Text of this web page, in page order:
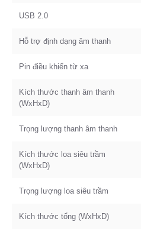
USB 2.0
Hỗ trợ định dạng âm thanh
Pin điều khiển từ xa
Kích thước thanh âm thanh
(WxHxD)
Trọng lượng thanh âm thanh
Kích thước loa siêu trầm
(WxHxD)
Trọng lượng loa siêu trầm
Kích thước tổng (WxHxD)